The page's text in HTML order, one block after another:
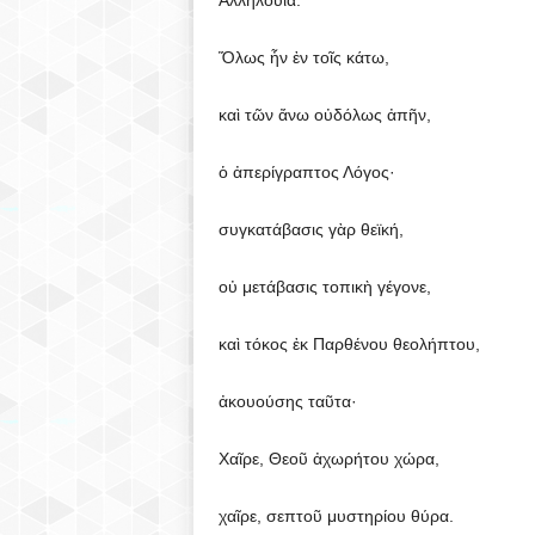
Ὅλως ἦν ἐν τοῖς κάτω,
καὶ τῶν ἄνω οὐδόλως ἀπῆν,
ὁ ἀπερίγραπτος Λόγος·
συγκατάβασις γὰρ θεϊκή,
οὐ μετάβασις τοπικὴ γέγονε,
καὶ τόκος ἐκ Παρθένου θεολήπτου,
ἀκουούσης ταῦτα·
Χαῖρε, Θεοῦ ἀχωρήτου χώρα,
χαῖρε, σεπτοῦ μυστηρίου θύρα.